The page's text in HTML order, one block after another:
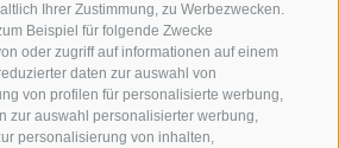
Ihrer Zustimmung, zu Werbezwecken.
Beispiel für folgende Zwecke
oder zugriff auf informationen auf einem
daten zur auswahl von
von profilen für personalisierte werbung,
zur auswahl personalisierter werbung,
personalisierung von inhalten,